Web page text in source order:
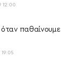
12:00
όταν παθαίνουμε